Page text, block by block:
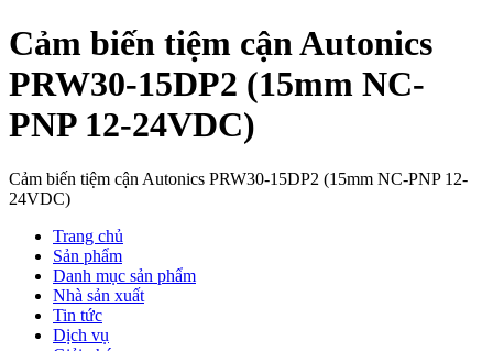
Cảm biến tiệm cận Autonics
PRW30-15DP2 (15mm NC-
PNP 12-24VDC)
Cảm biến tiệm cận Autonics PRW30-15DP2 (15mm NC-PNP 12-
24VDC)
Trang chủ
Sản phẩm
Danh mục sản phẩm
Nhà sản xuất
Tin tức
Dịch vụ